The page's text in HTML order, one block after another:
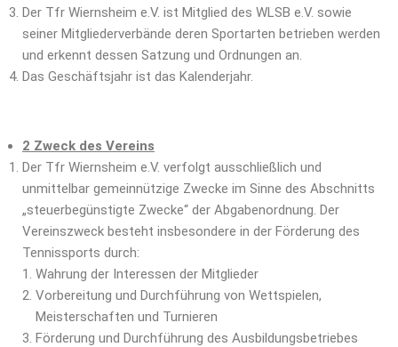
Der Tfr Wiernsheim e.V. ist Mitglied des WLSB e.V. sowie
seiner Mitgliederverbände deren Sportarten betrieben werden
und erkennt dessen Satzung und Ordnungen an.
Das Geschäftsjahr ist das Kalenderjahr.
2 Zweck des Vereins
Der Tfr Wiernsheim e.V. verfolgt ausschließlich und
unmittelbar gemeinnützige Zwecke im Sinne des Abschnitts
„steuerbegünstigte Zwecke“ der Abgabenordnung. Der
Vereinszweck besteht insbesondere in der Förderung des
Tennissports durch:
Wahrung der Interessen der Mitglieder
Vorbereitung und Durchführung von Wettspielen,
Meisterschaften und Turnieren
Förderung und Durchführung des Ausbildungsbetriebes